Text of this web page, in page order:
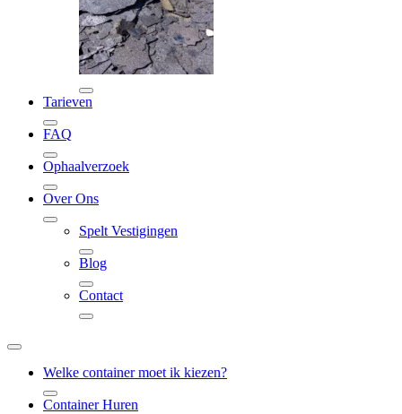
Tarieven
FAQ
Ophaalverzoek
Over Ons
Spelt Vestigingen
Blog
Contact
Welke container moet ik kiezen?
Container Huren